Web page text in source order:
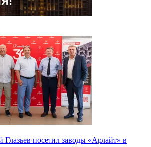
Глазьев посетил заводы «Арлайт» в